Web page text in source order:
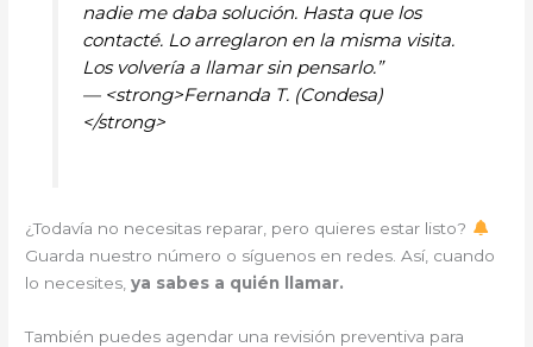
nadie me daba solución. Hasta que los
contacté. Lo arreglaron en la misma visita.
Los volvería a llamar sin pensarlo.”
— <strong>Fernanda T. (Condesa)
</strong>
¿Todavía no necesitas reparar, pero quieres estar listo?
Guarda nuestro número o síguenos en redes. Así, cuando
lo necesites,ya sabes a quién llamar.
También puedes agendar una revisión preventiva para